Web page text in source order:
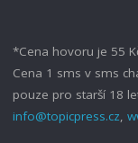
*Cena hovoru je 55
Cena 1 sms v sms
pouze pro starší 18
info@topicpress.cz,